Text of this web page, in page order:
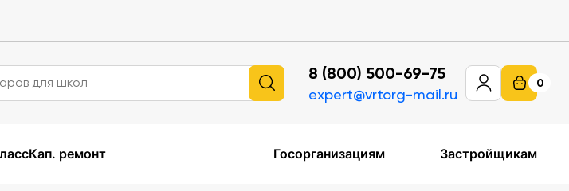
8 (800) 500-69-75
expert@vrtorg-mail.ru
0
Кап. ремонт Госорганизациям Застройщикам